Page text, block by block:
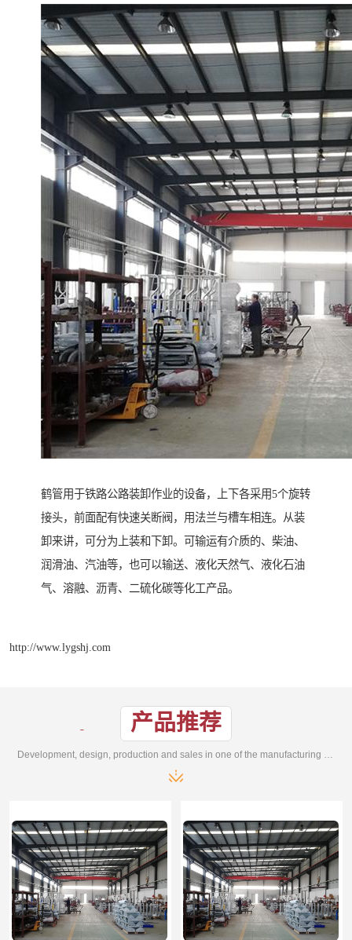
鹤管用于铁路公路装卸作业的设备，上下各采用5个旋转
接头，前面配有快速关断阀，用法兰与槽车相连。从装
卸来讲，可分为上装和下卸。可输运有介质的、柴油、
润滑油、汽油等，也可以输送、液化天然气、液化石油
气、溶融、沥青、二硫化碳等化工产品。
http://www.lygshj.com
产品推荐